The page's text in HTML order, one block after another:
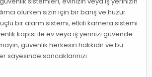
olurken sizin için bir barış ve huzur
bir alarm sistemi, etkili kamera sistemi
kapısı ile ev veya iş yerinizi güvende
güvenlik herkesin hakkıdır ve bu
sayesinde sancaklarınızı